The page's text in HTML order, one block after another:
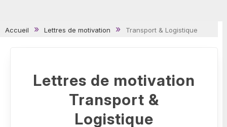
Accueil Lettres de motivation Transport & Logistique
Lettres de motivation
Transport &
Logistique